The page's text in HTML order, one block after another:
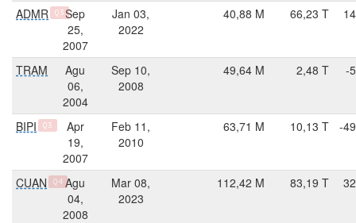
ADMR Q3Sep
25,
2007
Jan 03,
2022
40,88 M 66,23 T
TRAM
Agu
06,
2004
Sep 10,
2008
49,64 M 2,48 T -
BIPI Q3
Apr
19,
2007
Feb 11,
2010
63,71 M 10,13 T -
CUAN Q4 Agu
04,
2008
Mar 08,
2023
112,42 M 83,19 T